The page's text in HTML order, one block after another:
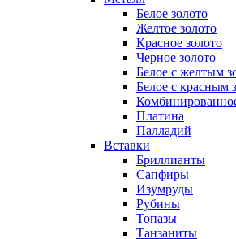
Белое золото
Желтое золото
Красное золото
Черное золото
Белое с желтым
Белое с красным
Платина
Палладий
Вставки
Бриллианты
Сапфиры
Изумруды
Рубины
Топазы
Танзаниты